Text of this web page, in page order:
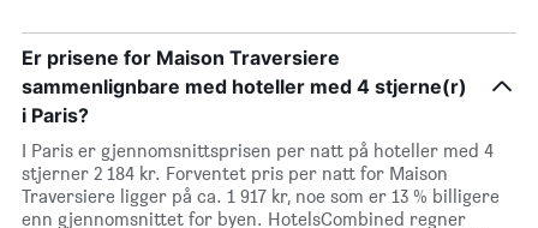
Er prisene for Maison Traversiere
sammenlignbare med hoteller med 4 stjerne(r)
i Paris?
I Paris er gjennomsnittsprisen per natt på hoteller med 4
stjerner 2 184 kr. Forventet pris per natt for Maison
Traversiere ligger på ca. 1 917 kr, noe som er 13 % billigere
enn gjennomsnittet for byen. HotelsCombined regner